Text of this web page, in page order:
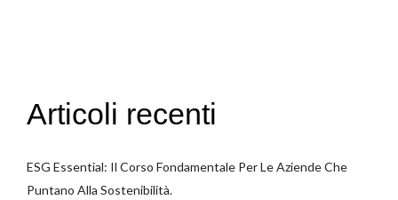
Articoli recenti
ESG Essential: Il Corso Fondamentale Per Le Aziende Che
Puntano Alla Sostenibilità.